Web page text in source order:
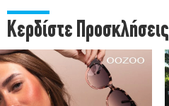
Κερδίστε Προσκλήσεις